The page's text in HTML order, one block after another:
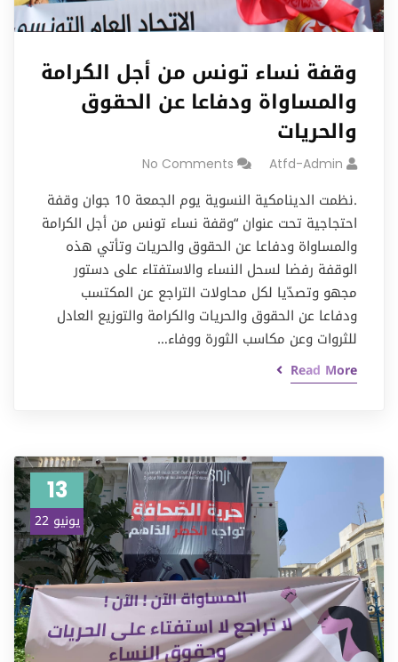
وقفة نساء تونس من أجل الكرامة
والمساواة ودفاعا عن الحقوق
والحريات
Atfd-Admin
No Comments
.نظمت الدينامكية النسوية يوم الجمعة 10 جوان وقفة
احتجاجية تحت عنوان “وقفة نساء تونس من أجل الكرامة
والمساواة ودفاعا عن الحقوق والحريات وتأتي هذه
الوقفة رفضا لسحل النساء والاستفتاء على دستور
مجهو وتصدّيا لكل محاولات التراجع عن المكتسب
ودفاعا عن الحقوق والحريات والكرامة والتوزيع العادل
للثروات وعن مكاسب الثورة ووفاء…
Read More
13
يونيو 22